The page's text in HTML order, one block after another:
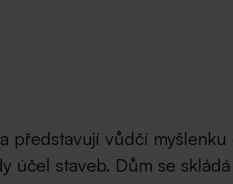
představují vůdčí
účel staveb. Dům se